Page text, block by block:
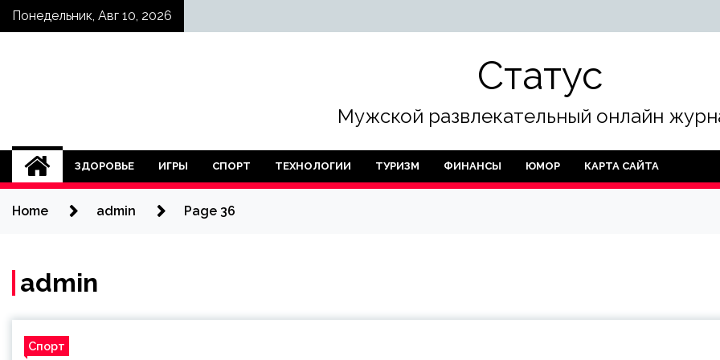
SkipПонедельник, Авг 10, 2026
Статус
Мужской развлекательный онлайн
ЗДОРОВЬЕ ИГРЫ СПОРТ ТЕХНОЛОГИИ ТУРИЗМ ФИНАНСЫ ЮМОР КАРТА САЙТА
Home admin Page 36
admin
Спорт